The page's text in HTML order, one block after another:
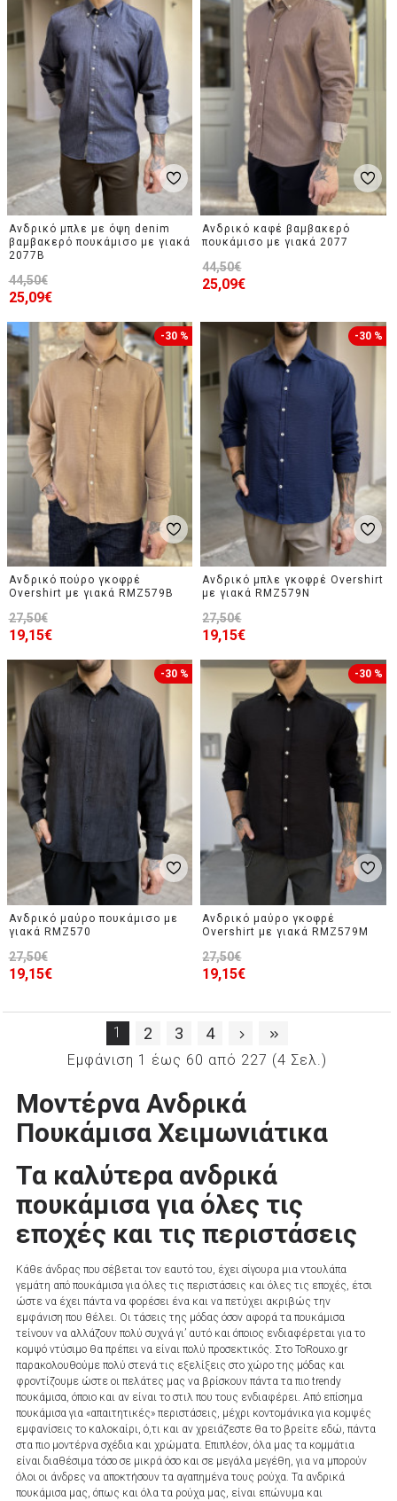
Μοντέρνα Ανδρικά
Πουκάμισα Χειμωνιάτικα
Τα καλύτερα ανδρικά
πουκάμισα για όλες τις
εποχές και τις περιστάσεις
Κάθε άνδρας που σέβεται τον εαυτό του, έχει σίγουρα μια ντουλάπα
γεμάτη από πουκάμισα για όλες τις περιστάσεις και όλες τις εποχές, έτσι
ώστε να έχει πάντα να φορέσει ένα και να πετύχει ακριβώς την
εμφάνιση που θέλει. Οι τάσεις της μόδας όσον αφορά τα πουκάμισα
τείνουν να αλλάζουν πολύ συχνά γι’ αυτό και όποιος ενδιαφέρεται για το
κομψό ντύσιμο θα πρέπει να είναι πολύ προσεκτικός. Στο ToRouxo.gr
παρακολουθούμε πολύ στενά τις εξελίξεις στο χώρο της μόδας και
φροντίζουμε ώστε οι πελάτες μας να βρίσκουν πάντα τα πιο trendy
πουκάμισα, όποιο και αν είναι το στιλ που τους ενδιαφέρει. Από επίσημα
πουκάμισα για «απαιτητικές» περιστάσεις, μέχρι κοντομάνικα για κομψές
εμφανίσεις το καλοκαίρι, ό,τι και αν χρειάζεστε θα το βρείτε εδώ, πάντα
στα πιο μοντέρνα σχέδια και χρώματα. Επιπλέον, όλα μας τα κομμάτια
είναι διαθέσιμα τόσο σε μικρά όσο και σε μεγάλα μεγέθη, για να μπορούν
όλοι οι άνδρες να αποκτήσουν τα αγαπημένα τους ρούχα. Τα ανδρικά
πουκάμισα μας, όπως και όλα τα ρούχα μας, είναι επώνυμα και
Ανδρικό μπλε με όψη denim
βαμβακερό πουκάμισο με γιακά
2077B
25,09€
44,50€
Ανδρικό καφέ βαμβακερό
πουκάμισο με γιακά 2077
25,09€
44,50€
-30 %
Ανδρικό πούρο γκοφρέ
Overshirt με γιακά RMZ579B
19,15€
27,50€
-30 %
Ανδρικό μπλε γκοφρέ Overshirt
με γιακά RMZ579N
19,15€
27,50€
-30 %
Ανδρικό μαύρο πουκάμισο με
γιακά RMZ570
19,15€
27,50€
-30 %
Ανδρικό μαύρο γκοφρέ
Overshirt με γιακά RMZ579M
19,15€
27,50€
1 2 3 4
Εμφάνιση 1 έως 60 από 227 (4 Σελ.)